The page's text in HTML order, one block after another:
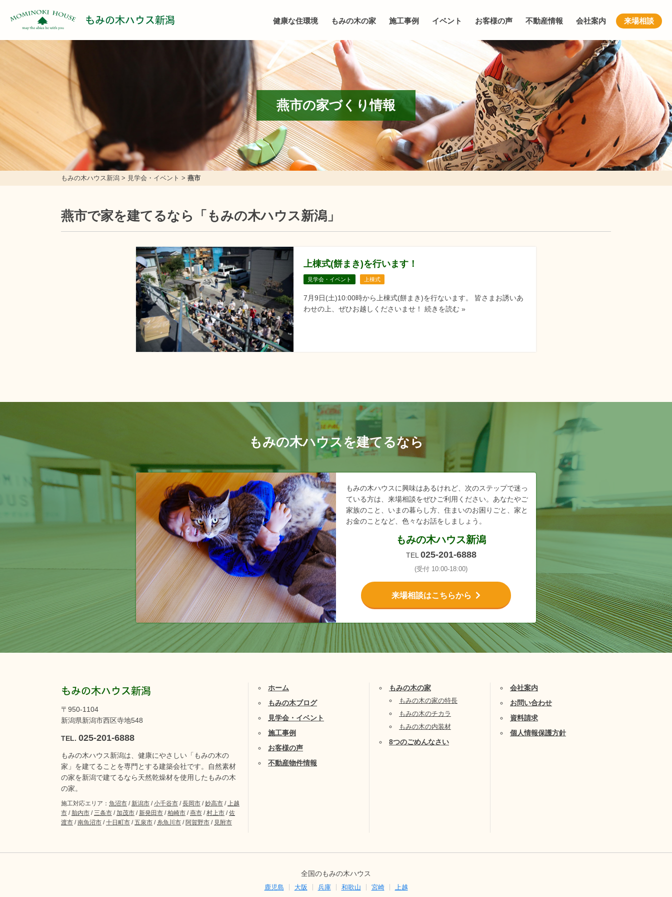
もみの木ハウス新潟 健康な住環境 もみの木の家 施工事例 イベント お客様の声 不動産情報 会社案内 来場相談
燕市の家づくり情報
もみの木ハウス新潟 > 見学会・イベント > 燕市
燕市で家を建てるなら「もみの木ハウス新潟」
上棟式(餅まき)を行います！
見学会・イベント 上棟式
7月9日(土)10:00時から上棟式(餅まき)を行ないます。 皆さまお誘いあ
わせの上、ぜひお越しくださいませ！ 続きを読む »
もみの木ハウスを建てるなら
もみの木ハウスに興味はあるけれど、次のステップで迷っ
ている方は、来場相談をぜひご利用ください。あなたやご
家族のこと、いまの暮らし方、住まいのお困りごと、家と
お金のことなど、色々なお話をしましょう。
もみの木ハウス新潟
TEL 025-201-6888
(受付 10:00-18:00)
来場相談はこちらから
もみの木ハウス新潟
〒950-1104
新潟県新潟市西区寺地548
TEL. 025-201-6888
もみの木ハウス新潟は、健康にやさしい「もみの木の
家」を建てることを専門とする建築会社です。自然素材
の家を新潟で建てるなら天然乾燥材を使用したもみの木
の家。
施工対応エリア： 魚沼市 / 新潟市 /小千谷市 /長岡市 /妙高市 / 上越
市 / 胎内市 / 三条市 /加茂市 / 新発田市 /柏崎市 /燕市 /村上市 /佐
渡市 /南魚沼市 /十日町市 /五泉市 / 糸魚川市 /阿賀野市 / 見附市
ホーム
もみの木ブログ
見学会・イベント
施工事例
お客様の声
不動産物件情報
もみの木の家
もみの木の家の特長
もみの木のチカラ
もみの木の内装材
8つのごめんなさい
会社案内
お問い合わせ
資料請求
個人情報保護方針
全国のもみの木ハウス
鹿児島 大阪 兵庫 和歌山 宮崎 上越